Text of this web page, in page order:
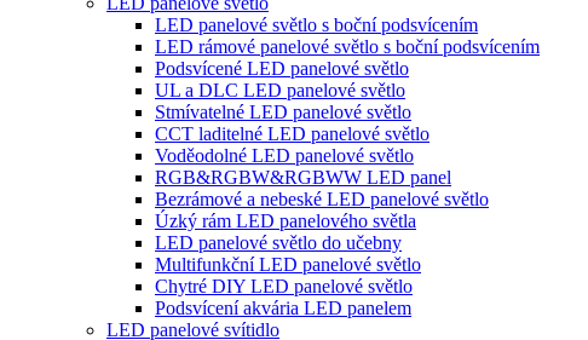
LED panelové světlo s boční podsvícením
LED rámové panelové světlo s boční podsvícením
Podsvícené LED panelové světlo
UL a DLC LED panelové světlo
Stmívatelné LED panelové světlo
CCT laditelné LED panelové světlo
Voděodolné LED panelové světlo
RGB&RGBW&RGBWW LED panel
Bezrámové a nebeské LED panelové světlo
Úzký rám LED panelového světla
LED panelové světlo do učebny
Multifunkční LED panelové světlo
Chytré DIY LED panelové světlo
Podsvícení akvária LED panelem
LED panelové svítidlo